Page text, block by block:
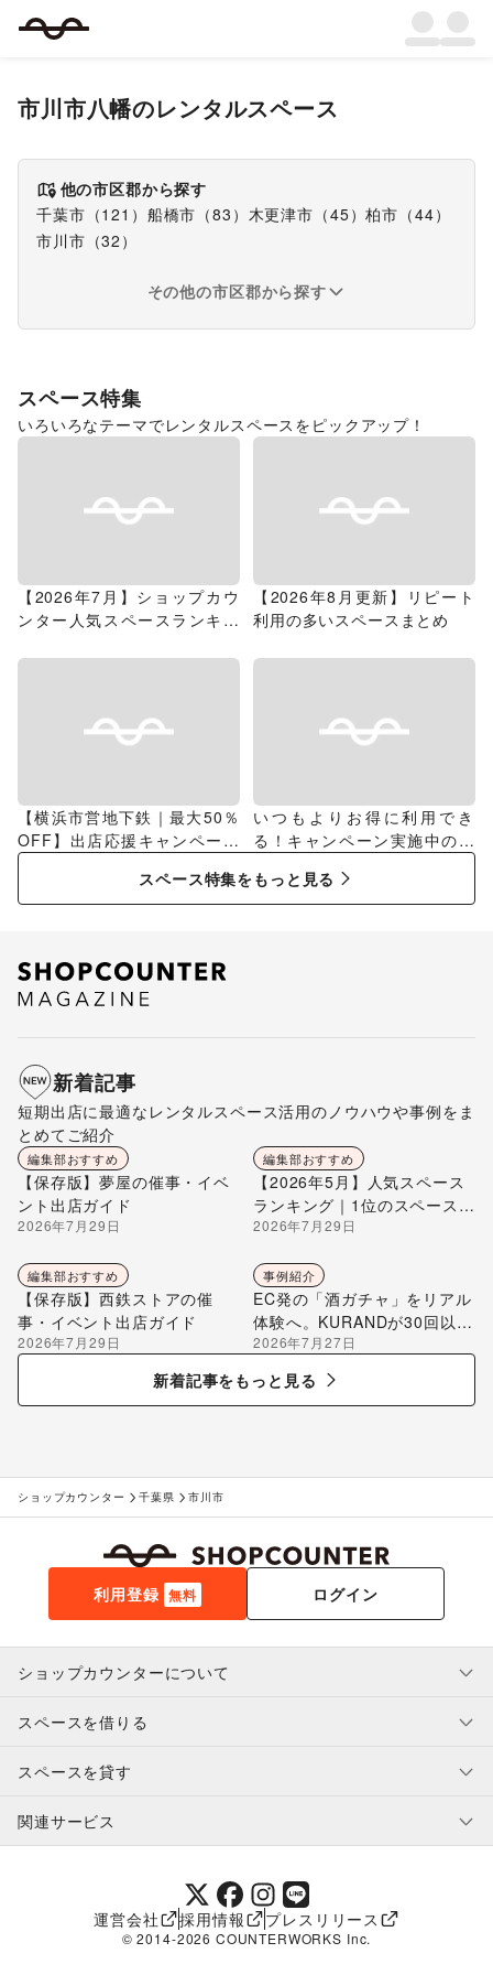
市川市八幡のレンタルスペース
他の市区郡から探す
千葉市 （121 ） 船橋市 （83 ） 木更津市 （45）柏市 （44）
市川市 （32 ）
その他の市区郡から探す
スペース特集
いろいろなテーマでレンタルスペースをピックアップ！
【2026年7月】ショップカウ
ンター人気スペースランキン
【2026年8月更新】リピート
利用の多いスペースまとめ
【横浜市営地下鉄｜最大50％
OFF】出店応援キャンペーン
特集
いつもよりお得に利用でき
る！キャンペーン実施中のス
スペース特集をもっと見る
新着記事
短期出店に最適なレンタルスペース活用のノウハウや事例をま
とめてご紹介
編集部おすすめ
【保存版】夢屋の催事・イベ
ント出店ガイド
2026年7月29日
編集部おすすめ
【2026年5月】人気スペース
ランキング｜1位のスペースを
編集部が解説
2026年7月29日
編集部おすすめ
【保存版】西鉄ストアの催
事・イベント出店ガイド
2026年7月29日
事例紹介
EC発の「酒ガチャ」をリアル
体験へ。KURANDが30回以上
のポップアップ出店で届け
る“新しいお酒との出会い”
2026年7月27日
新着記事をもっと見る
ショップカウンター 千葉県 市川市
利用登録 無料 ログイン
ショップカウンターについて
利用規約・ガイドライン
特定商取引法に基づく表示
補償プログラム
スペースを借りる
スペースを借りたい人へ
ユーザー利用規約
提携パートナー
スペースを貸す
スペースを貸したい方へ
オーナー利用規約
関連サービス
SHOPCOUNTER MAGAZINE
ショップカウンターエンタープライズ
ショップカウンター常設
運営会社 採用情報 プレスリリース
© 2014-2026 COUNTERWORKS Inc.